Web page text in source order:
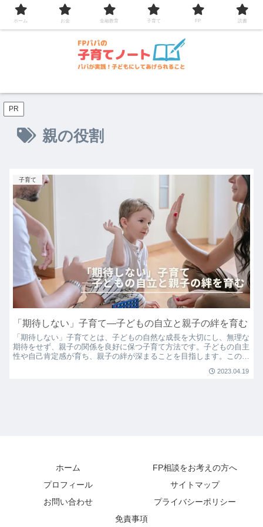
コンテンツへスキップ
PR
親の役割
子育て
「期待しない」子育て―子どもの自立と親子の絆を育む
「期待しない」子育てとは、子どもの自然な成長を大切にし、無理な
期待をせず、親子の関係を良好に保つ子育て方法です。子どもの自主
性や自己肯定感が育ち、親子の絆が深まることを目指します。この記
2023.04.19
ホーム
FP相談をお考えの方へ
プロフィール
サイトマップ
お問い合わせ
プライバシーポリシー
免責事項
ホーム お金 金融教育 子育て FP 読書